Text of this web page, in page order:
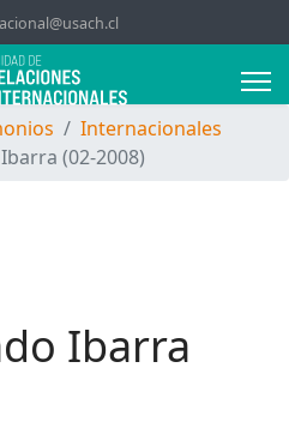
Internacionales
(02-2008)
Ibarra